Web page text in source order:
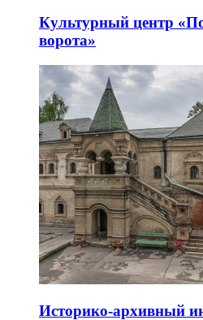
Культурный центр
ворота»
Историко-архивный